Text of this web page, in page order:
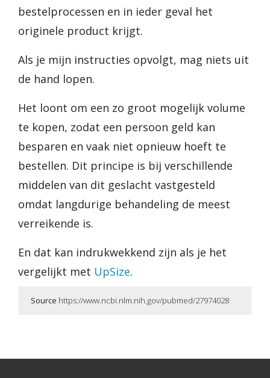
bestelprocessen en in ieder geval het
originele product krijgt.
Als je mijn instructies opvolgt, mag niets uit
de hand lopen.
Het loont om een zo groot mogelijk volume
te kopen, zodat een persoon geld kan
besparen en vaak niet opnieuw hoeft te
bestellen. Dit principe is bij verschillende
middelen van dit geslacht vastgesteld
omdat langdurige behandeling de meest
verreikende is.
En dat kan indrukwekkend zijn als je het
vergelijkt met UpSize.
Source https://www.ncbi.nlm.nih.gov/pubmed/27974028